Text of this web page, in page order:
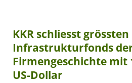
KKR schliesst grössten
Infrastrukturfonds
Firmengeschichte mit
US-Dollar